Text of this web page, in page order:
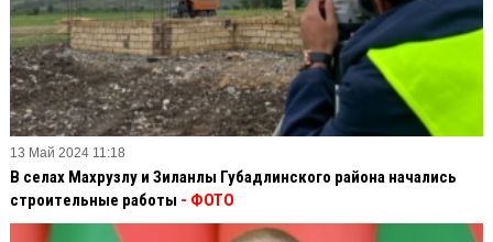
13 Май 2024 11:18
В селах Махрузлу и Зиланлы Губадлинского района начались
строительные работы - ФОТО